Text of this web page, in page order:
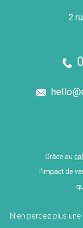
2
Grâce au
l’impact de
N’en perdez plus